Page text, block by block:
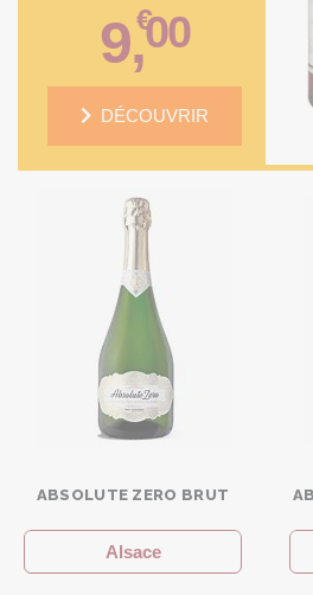
9
,
€00
DÉCOUVRIR
ABSOLUTE ZERO BRUT
Alsace